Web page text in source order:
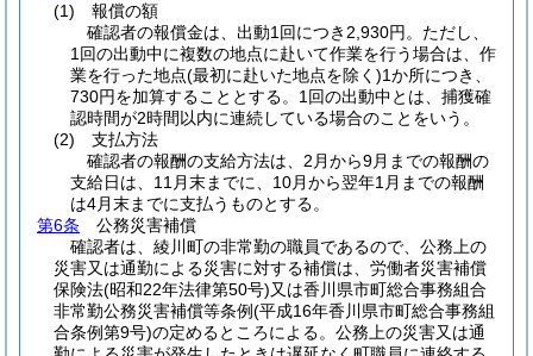
(1) 報償の額
確認者の報償金は、出動1回につき2,930円。ただし、
1回の出動中に複数の地点に赴いて作業を行う場合は、作
業を行った地点(最初に赴いた地点を除く)1か所につき、
730円を加算することとする。1回の出動中とは、捕獲確
認時間が2時間以内に連続している場合のことをいう。
(2) 支払方法
確認者の報酬の支給方法は、2月から9月までの報酬の
支給日は、11月末までに、10月から翌年1月までの報酬
は4月末までに支払うものとする。
第6条 公務災害補償
確認者は、綾川町の非常勤の職員であるので、公務上の
災害又は通勤による災害に対する補償は、労働者災害補償
保険法(昭和22年法律第50号)又は香川県市町総合事務組合
非常勤公務災害補償等条例(平成16年香川県市町総合事務組
合条例第9号)の定めるところによる。公務上の災害又は通